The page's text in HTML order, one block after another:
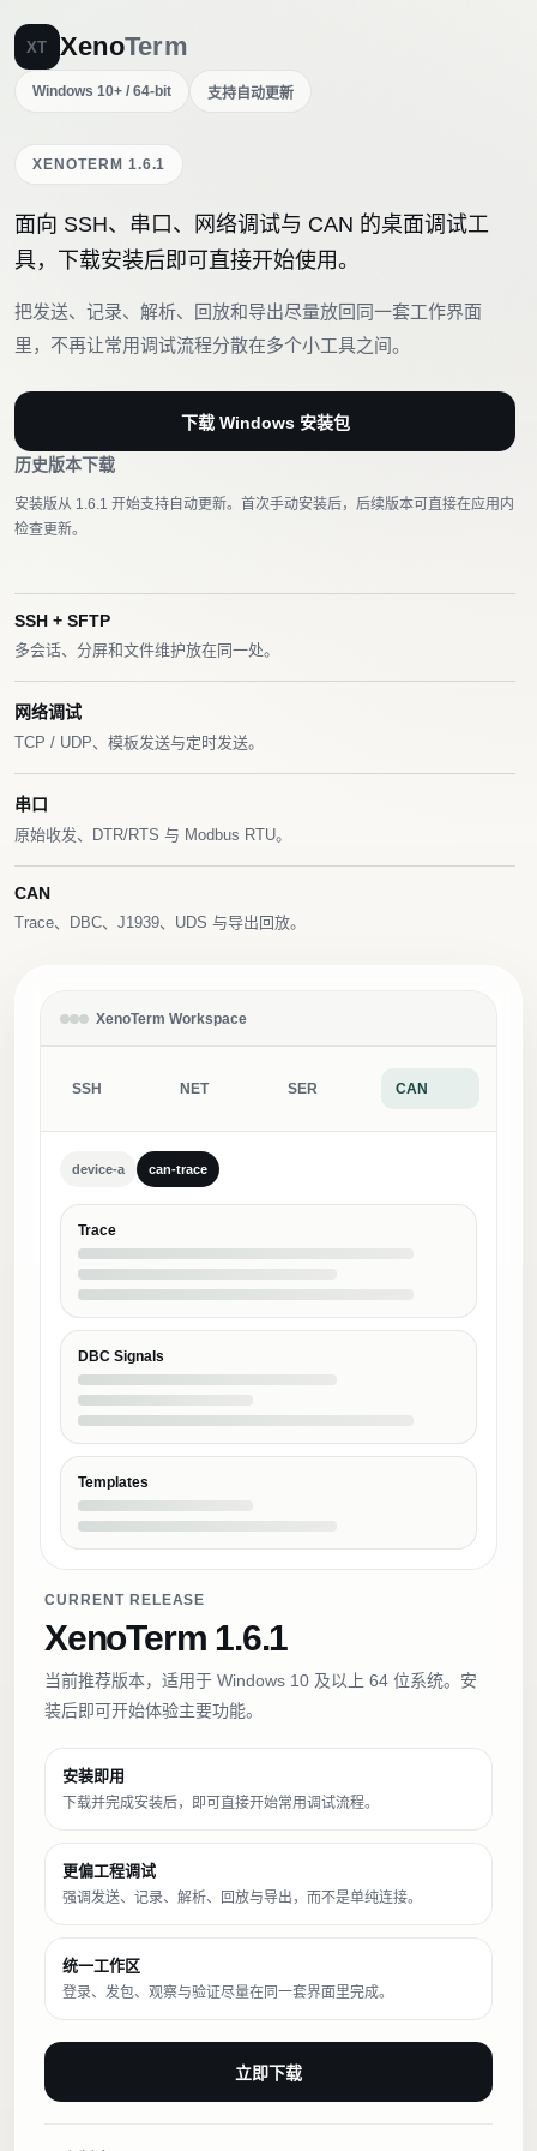
XT XenoTerm
Windows 10+ / 64-bit 支持自动更新
XENOTERM 1.6.1
面向 SSH、串口、网络调试与 CAN 的桌面调试工
具，下载安装后即可直接开始使用。
把发送、记录、解析、回放和导出尽量放回同一套工作界面
里，不再让常用调试流程分散在多个小工具之间。
下载 Windows 安装包
历史版本下载
安装版从 1.6.1 开始支持自动更新。首次手动安装后，后续版本可直接在应用内
检查更新。
SSH + SFTP
多会话、分屏和文件维护放在同一处。
网络调试
TCP / UDP、模板发送与定时发送。
串口
原始收发、DTR/RTS 与 Modbus RTU。
CAN
Trace、DBC、J1939、UDS 与导出回放。
XenoTerm Workspace
SSH NET SER CAN
device-a can-trace
Trace
DBC Signals
Templates
CURRENT RELEASE
XenoTerm 1.6.1
当前推荐版本，适用于 Windows 10 及以上 64 位系统。安
装后即可开始体验主要功能。
安装即用
下载并完成安装后，即可直接开始常用调试流程。
更偏工程调试
强调发送、记录、解析、回放与导出，而不是单纯连接。
统一工作区
登录、发包、观察与验证尽量在同一套界面里完成。
立即下载